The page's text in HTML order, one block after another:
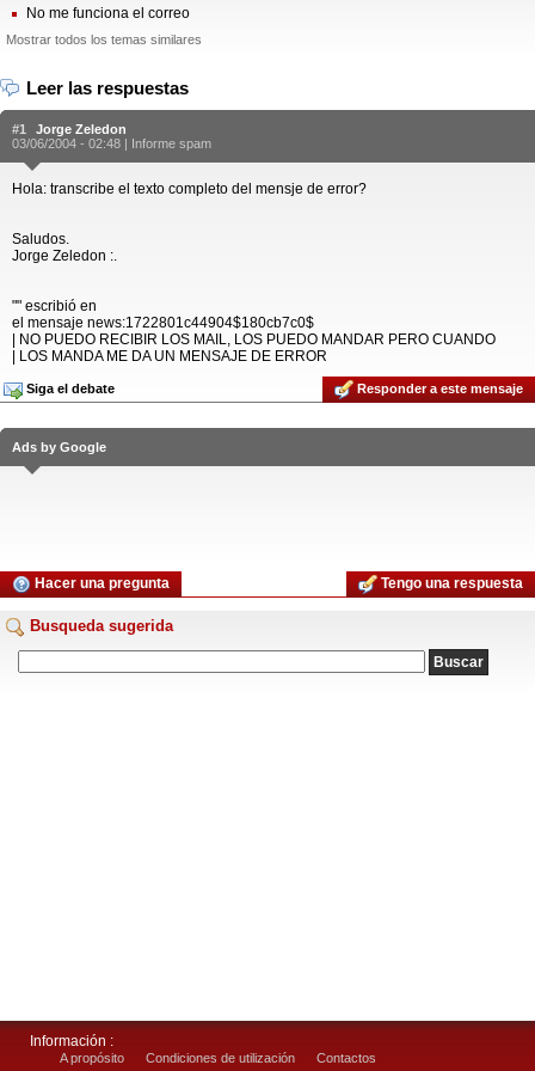
No me funciona el correo
Mostrar todos los temas similares
Leer las respuestas
#1
Jorge Zeledon
03/06/2004 - 02:48 | Informe spam
Hola: transcribe el texto completo del mensje de error?
Saludos.
Jorge Zeledon :.
"" escribió en
el mensaje news:1722801c44904$180cb7c0$
| NO PUEDO RECIBIR LOS MAIL, LOS PUEDO MANDAR PERO CUANDO
| LOS MANDA ME DA UN MENSAJE DE ERROR
Siga el debate Responder a este mensaje
Ads by Google
Hacer una pregunta Tengo una respuesta
Busqueda sugerida
Información :
A propósito Condiciones de utilización Contactos